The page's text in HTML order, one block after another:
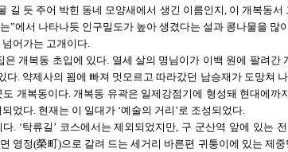
길 듯 주어 박힌 동네 모양새에서 생긴 이름인지, 이 개복동서
”에서 나타나듯 인구밀도가 높아 생겼다는 설과 콩나물을 많
어가는 고개이다.
은 개복동 초입에 있다. 열세 살의 명님이가 이백 원에 팔려간
다. 약제사의 꾐에 빠져 멋모르고 따라갔던 남승재가 도망쳐
개복동이다. 개복동 유곽은 일제강점기에 형성돼 현대에까
었다. 현재는 이 일대가 ‘예술의 거리’로 조성되었다.
. ‘탁류길’ 코스에서는 제외되었지만, 구 군산역 앞에 있는
영정(榮町)으로 갈려 드는 세거리 바른편 귀퉁이에 있는 제중